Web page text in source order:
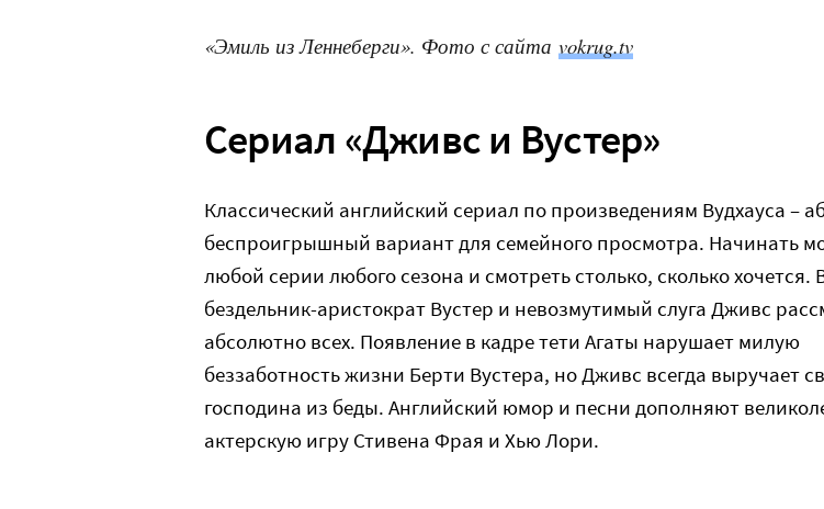
«Эмиль из Леннеберги». Фото с сайта vokrug.tv
Сериал «Дживс и Вустер»
Классический английский сериал по произведениям Вудхауса –
беспроигрышный вариант для семейного просмотра. Начинать
любой серии любого сезона и смотреть столько, сколько хочется.
бездельник-аристократ Вустер и невозмутимый слуга Дживс
абсолютно всех. Появление в кадре тети Агаты нарушает милую
беззаботность жизни Берти Вустера, но Дживс всегда выручает
господина из беды. Английский юмор и песни дополняют
актерскую игру Стивена Фрая и Хью Лори.